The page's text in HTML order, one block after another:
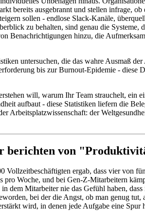
bereits ausgebrannt und stellen infrage,
sollen - endlose Slack-Kanäle,
zu behalten, sind genau die
Benachrichtigungen hinzu, die
untersuchen, die das wahre Ausmaß
bis zur Burnout-Epidemie - diese
will, warum Ihr Team strauchelt, ein
aufbaut - diese Statistiken liefern die
Arbeitsplatzwissenschaft: der
berichten von
Vollzeitbeschäftigten ergab, dass vier von
pro Woche, und bei Gen-Z-Mitarbeitern
dem Mitarbeiter nie das Gefühl haben,
bei der die Angst, ob man genug
wird, in denen jede Aufgabe eine